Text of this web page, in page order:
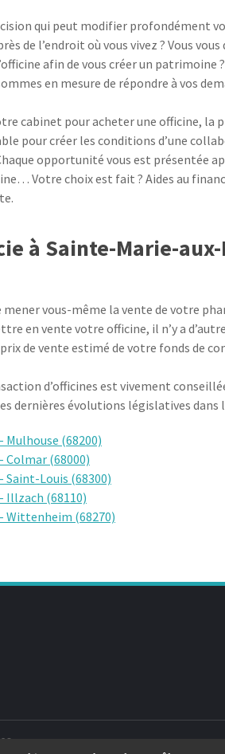
qui peut modifier profondément
de l’endroit où vous vivez ? Vous
afin de vous créer un
en mesure de répondre à vos
cabinet pour acheter une officine,
pour créer les conditions d’une
opportunité vous est présentée
Votre choix est fait ? Aides au
à Sainte-Marie-
mener vous-même la vente de votre
en vente votre officine, il n’y a
de vente estimé de votre fonds de
d’officines est vivement
dernières évolutions législatives
Mulhouse (68200)
Colmar (68000)
Saint-Louis (68300)
Illzach (68110)
Wittenheim (68270)